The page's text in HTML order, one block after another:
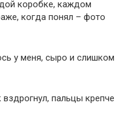
коробке, каждом
когда понял – фото
у меня, сыро и слишком
пальцы крепче